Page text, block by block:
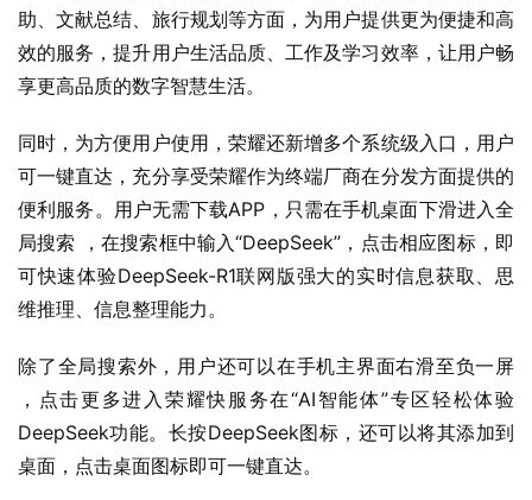
助、文献总结、旅行规划等方面，为用户提供更为便捷和高
效的服务，提升用户生活品质、工作及学习效率，让用户畅
享更高品质的数字智慧生活。
同时，为方便用户使用，荣耀还新增多个系统级入口，用户
可一键直达，充分享受荣耀作为终端厂商在分发方面提供的
便利服务。用户无需下载APP，只需在手机桌面下滑进入全
局搜索 ，在搜索框中输入“DeepSeek”，点击相应图标，即
可快速体验DeepSeek-R1联网版强大的实时信息获取、思
维推理、信息整理能力。
除了全局搜索外，用户还可以在手机主界面右滑至负一屏
，点击更多进入荣耀快服务在“AI智能体”专区轻松体验
DeepSeek功能。长按DeepSeek图标，还可以将其添加到
桌面，点击桌面图标即可一键直达。